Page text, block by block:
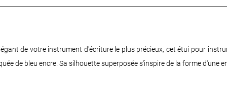
de votre instrument d'écriture le plus précieux, cet étui pour
de bleu encre. Sa silhouette superposée s'inspire de la forme d'une